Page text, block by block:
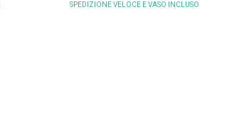
SPEDIZIONE VELOCE E VASO INCLUSO